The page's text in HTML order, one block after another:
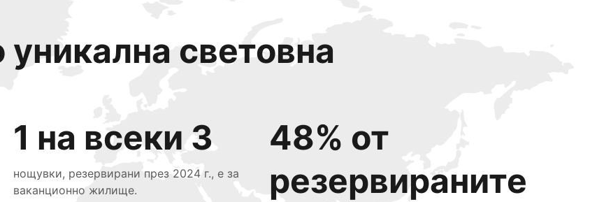
световна
1 на всеки 3
нощувки, резервирани през 2024 г., е за
ваканционно жилище.
48% от
резервираните